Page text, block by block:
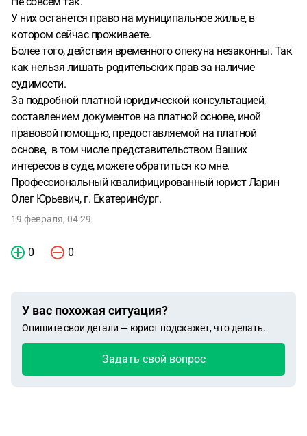
У них останется право на муниципальное жилье, в
котором сейчас проживаете.
Более того, действия временного опекуна незаконны. Так
как нельзя лишать родительских прав за наличие
судимости.
За подробной платной юридической консультацией,
составлением документов на платной основе, иной
правовой помощью, предоставляемой на платной
основе, в том числе представительством Ваших
интересов в суде, можете обратиться ко мне.
Профессиональный квалифицированный юрист Ларин
Олег Юрьевич, г. Екатеринбург.
19 февраля, 04:29
0 0
У вас похожая ситуация?
Опишите свои детали — юрист подскажет, что делать.
Задать свой вопрос